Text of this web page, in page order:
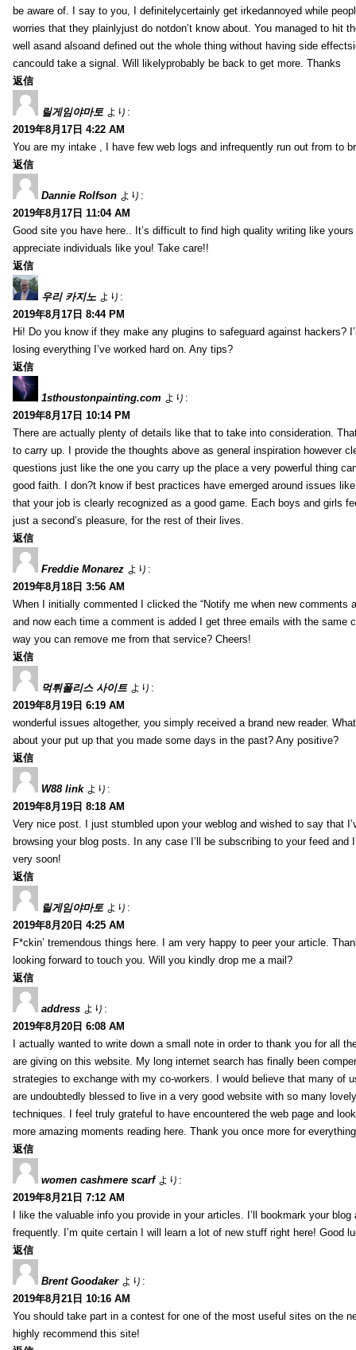
be aware of. I say to you, I definitelycertainly get irkedannoyed while
worries that they plainlyjust do notdon’t know about. You managed to hit
well asand alsoand defined out the whole thing without having side
cancould take a signal. Will likelyprobably be back to get more. Thanks
返信
릴게임야마토 より:
2019年8月17日 4:22 AM
You are my intake , I have few web logs and infrequently run out from to
返信
Dannie Rolfson より:
2019年8月17日 11:04 AM
Good site you have here.. It’s difficult to find high quality writing like
appreciate individuals like you! Take care!!
返信
우리 카지노 より:
2019年8月17日 8:44 PM
Hi! Do you know if they make any plugins to safeguard against hackers?
losing everything I’ve worked hard on. Any tips?
返信
1sthoustonpainting.com より:
2019年8月17日 10:14 PM
There are actually plenty of details like that to take into consideration.
to carry up. I provide the thoughts above as general inspiration however
questions just like the one you carry up the place a very powerful thing
good faith. I don?t know if best practices have emerged around issues
that your job is clearly recognized as a good game. Each boys and girls
just a second’s pleasure, for the rest of their lives.
返信
Freddie Monarez より:
2019年8月18日 3:56 AM
When I initially commented I clicked the “Notify me when new comments
and now each time a comment is added I get three emails with the same
way you can remove me from that service? Cheers!
返信
먹튀폴리스 사이트 より:
2019年8月19日 6:19 AM
wonderful issues altogether, you simply received a brand new reader.
about your put up that you made some days in the past? Any positive?
返信
W88 link より:
2019年8月19日 8:18 AM
Very nice post. I just stumbled upon your weblog and wished to say that
browsing your blog posts. In any case I’ll be subscribing to your feed and
very soon!
返信
릴게임야마토 より:
2019年8月20日 4:25 AM
F*ckin’ tremendous things here. I am very happy to peer your article.
looking forward to touch you. Will you kindly drop me a mail?
返信
address より:
2019年8月20日 6:08 AM
I actually wanted to write down a small note in order to thank you for all
are giving on this website. My long internet search has finally been
strategies to exchange with my co-workers. I would believe that many of
are undoubtedly blessed to live in a very good website with so many
techniques. I feel truly grateful to have encountered the web page and
more amazing moments reading here. Thank you once more for
返信
women cashmere scarf より:
2019年8月21日 7:12 AM
I like the valuable info you provide in your articles. I’ll bookmark your blog
frequently. I’m quite certain I will learn a lot of new stuff right here! Good
返信
Brent Goodaker より:
2019年8月21日 10:16 AM
You should take part in a contest for one of the most useful sites on the
highly recommend this site!